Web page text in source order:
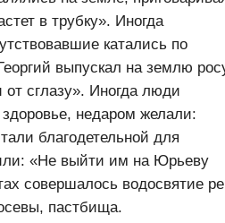
на земле, приговаривая:
в трубку». Иногда
катались по
выпускал на землю росу,
сглазу». Иногда люди
недаром желали:
благодетельной для
«Не выйти им на Юрьеву
совершалось водосвятие рек